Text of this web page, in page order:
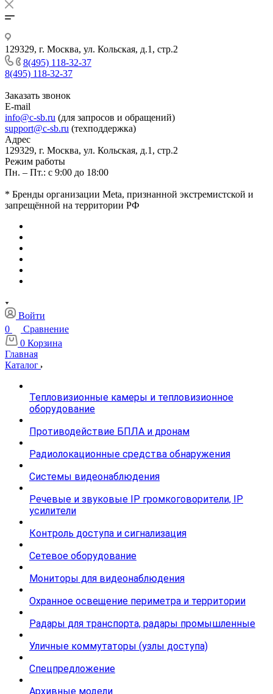
129329, г. Москва, ул. Кольская, д.1, стр.2
8(495) 118-32-37
8(495) 118-32-37
Заказать звонок
E-mail
info@c-sb.ru (для запросов и обращений)
support@c-sb.ru (техподдержка)
Адрес
129329, г. Москва, ул. Кольская, д.1, стр.2
Режим работы
Пн. – Пт.: с 9:00 до 18:00
* Бренды организации Meta, признанной экстремистской и
запрещённой на территории РФ
Войти
0
Сравнение
0 Корзина
Главная
Каталог
Тепловизионные камеры и тепловизионное
оборудование
Противодействие БПЛА и дронам
Радиолокационные средства обнаружения
Системы видеонаблюдения
Речевые и звуковые IP громкоговорители, IP
усилители
Контроль доступа и сигнализация
Сетевое оборудование
Мониторы для видеонаблюдения
Охранное освещение периметра и территории
Радары для транспорта, радары промышленные
Уличные коммутаторы (узлы доступа)
Спецпредложение
Архивные модели